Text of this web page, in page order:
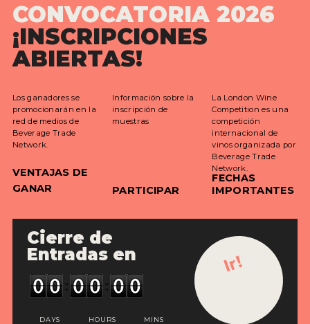
INSTRUCCIONES DE ENVÍO
TÉRMINOS Y CONDICIONES
GANADORES
GANADORES 2022
GANADORES 2020
GANADORES 2019
CONVOCATORIA 2026
¡INSCRIPCIONES
ABIERTAS!
Los ganadores se
promocionarán en la
red de medios de
Beverage Trade
Network.
VENTAJAS DE
GANAR
Información sobre la
inscripción de
muestras
PARTICIPAR
La London Wine
Competition es una
competición
internacional de
vinos organizada por
Beverage Trade
Network.
FECHAS
IMPORTANTES
Cierre de
Entradas en
DAYS HOURS MINS
Ir!